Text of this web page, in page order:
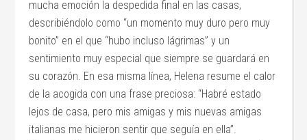
mucha emoción la despedida final en las casas,
describiéndolo como “un momento muy duro pero muy
bonito” en el que “hubo incluso lágrimas” y un
sentimiento muy especial que siempre se guardará en
su corazón. En esa misma línea, Helena resume el calor
de la acogida con una frase preciosa: “Habré estado
lejos de casa, pero mis amigas y mis nuevas amigas
italianas me hicieron sentir que seguía en ella”.